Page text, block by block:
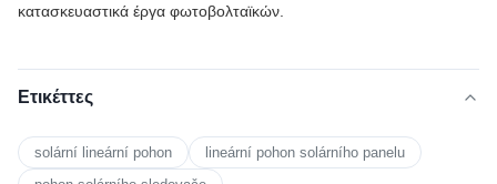
κατασκευαστικά έργα φωτοβολταϊκών.
Ετικέττες
solární lineární pohon
lineární pohon solárního panelu